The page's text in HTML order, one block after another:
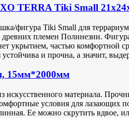
TERRA Tiki Small
фигура Tiki Small для
племен Полинезии.
укрытием, частью комфортной
и прочна, а значит,
15мм*2000мм
искусственного материала.
условия для лазающих
Ее можно скрутить вдвое,